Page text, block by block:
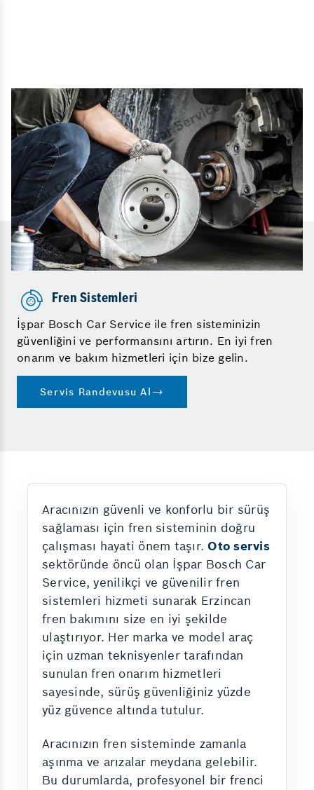
Fren Sistemleri
İşpar Bosch Car Service ile fren sisteminizin
güvenliğini ve performansını artırın. En iyi fren
onarım ve bakım hizmetleri için bize gelin.
Servis Randevusu Al
Aracınızın güvenli ve konforlu bir sürüş
sağlaması için fren sisteminin doğru
çalışması hayati önem taşır.Oto servis
sektöründe öncü olan İşpar Bosch Car
Service, yenilikçi ve güvenilir fren
sistemleri hizmeti sunarak Erzincan
fren bakımını size en iyi şekilde
ulaştırıyor. Her marka ve model araç
için uzman teknisyenler tarafından
sunulan fren onarım hizmetleri
sayesinde, sürüş güvenliğiniz yüzde
yüz güvence altında tutulur.
Aracınızın fren sisteminde zamanla
aşınma ve arızalar meydana gelebilir.
Bu durumlarda, profesyonel bir frenci